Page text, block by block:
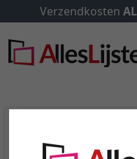
ALTIJD9,95 €